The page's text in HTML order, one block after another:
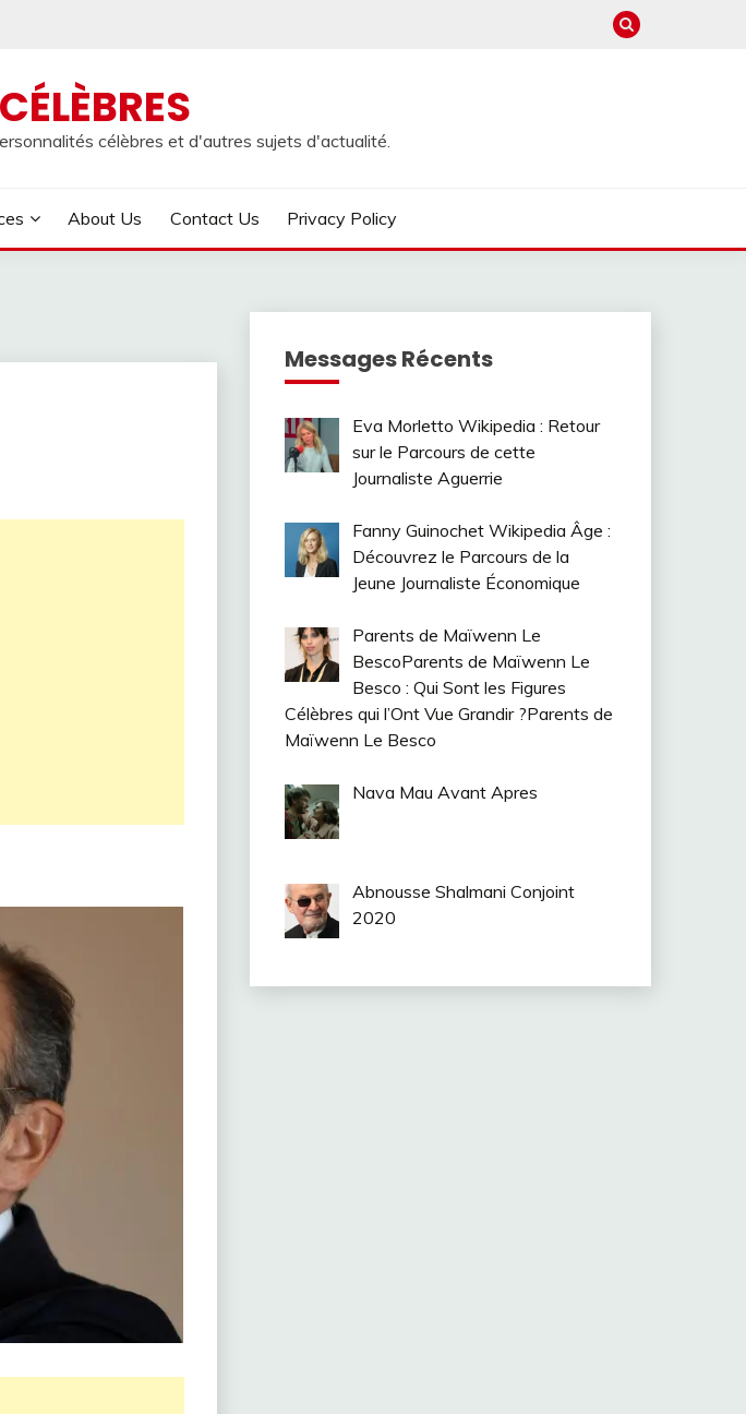
célèbres et d'autres sujets d'actualité.
About Us Contact Us Privacy Policy
Messages Récents
Eva Morletto Wikipedia : Retour
sur le Parcours de cette
Journaliste Aguerrie
Fanny Guinochet Wikipedia Âge :
Découvrez le Parcours de la
Jeune Journaliste Économique
Parents de Maïwenn Le
BescoParents de Maïwenn Le
Besco : Qui Sont les Figures
Célèbres qui l’Ont Vue Grandir ?Parents de
Maïwenn Le Besco
Nava Mau Avant Apres
Abnousse Shalmani Conjoint
2020